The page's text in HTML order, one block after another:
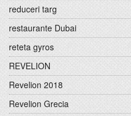
reduceri targ
restaurante Dubai
reteta gyros
REVELION
Revelion 2018
Revelion Grecia